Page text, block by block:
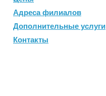
Адреса филиалов
Дополнительные услуги
Контакты